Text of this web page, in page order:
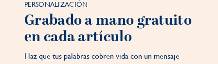
PERSONALIZACIÓN
Grabado a mano gratuito
en cada artículo
Haz que tus palabras cobren vida con un mensaje